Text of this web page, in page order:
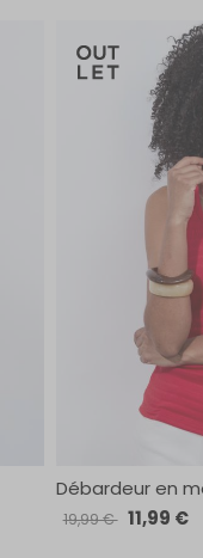
Débardeur en
19,99 € 11,99 €